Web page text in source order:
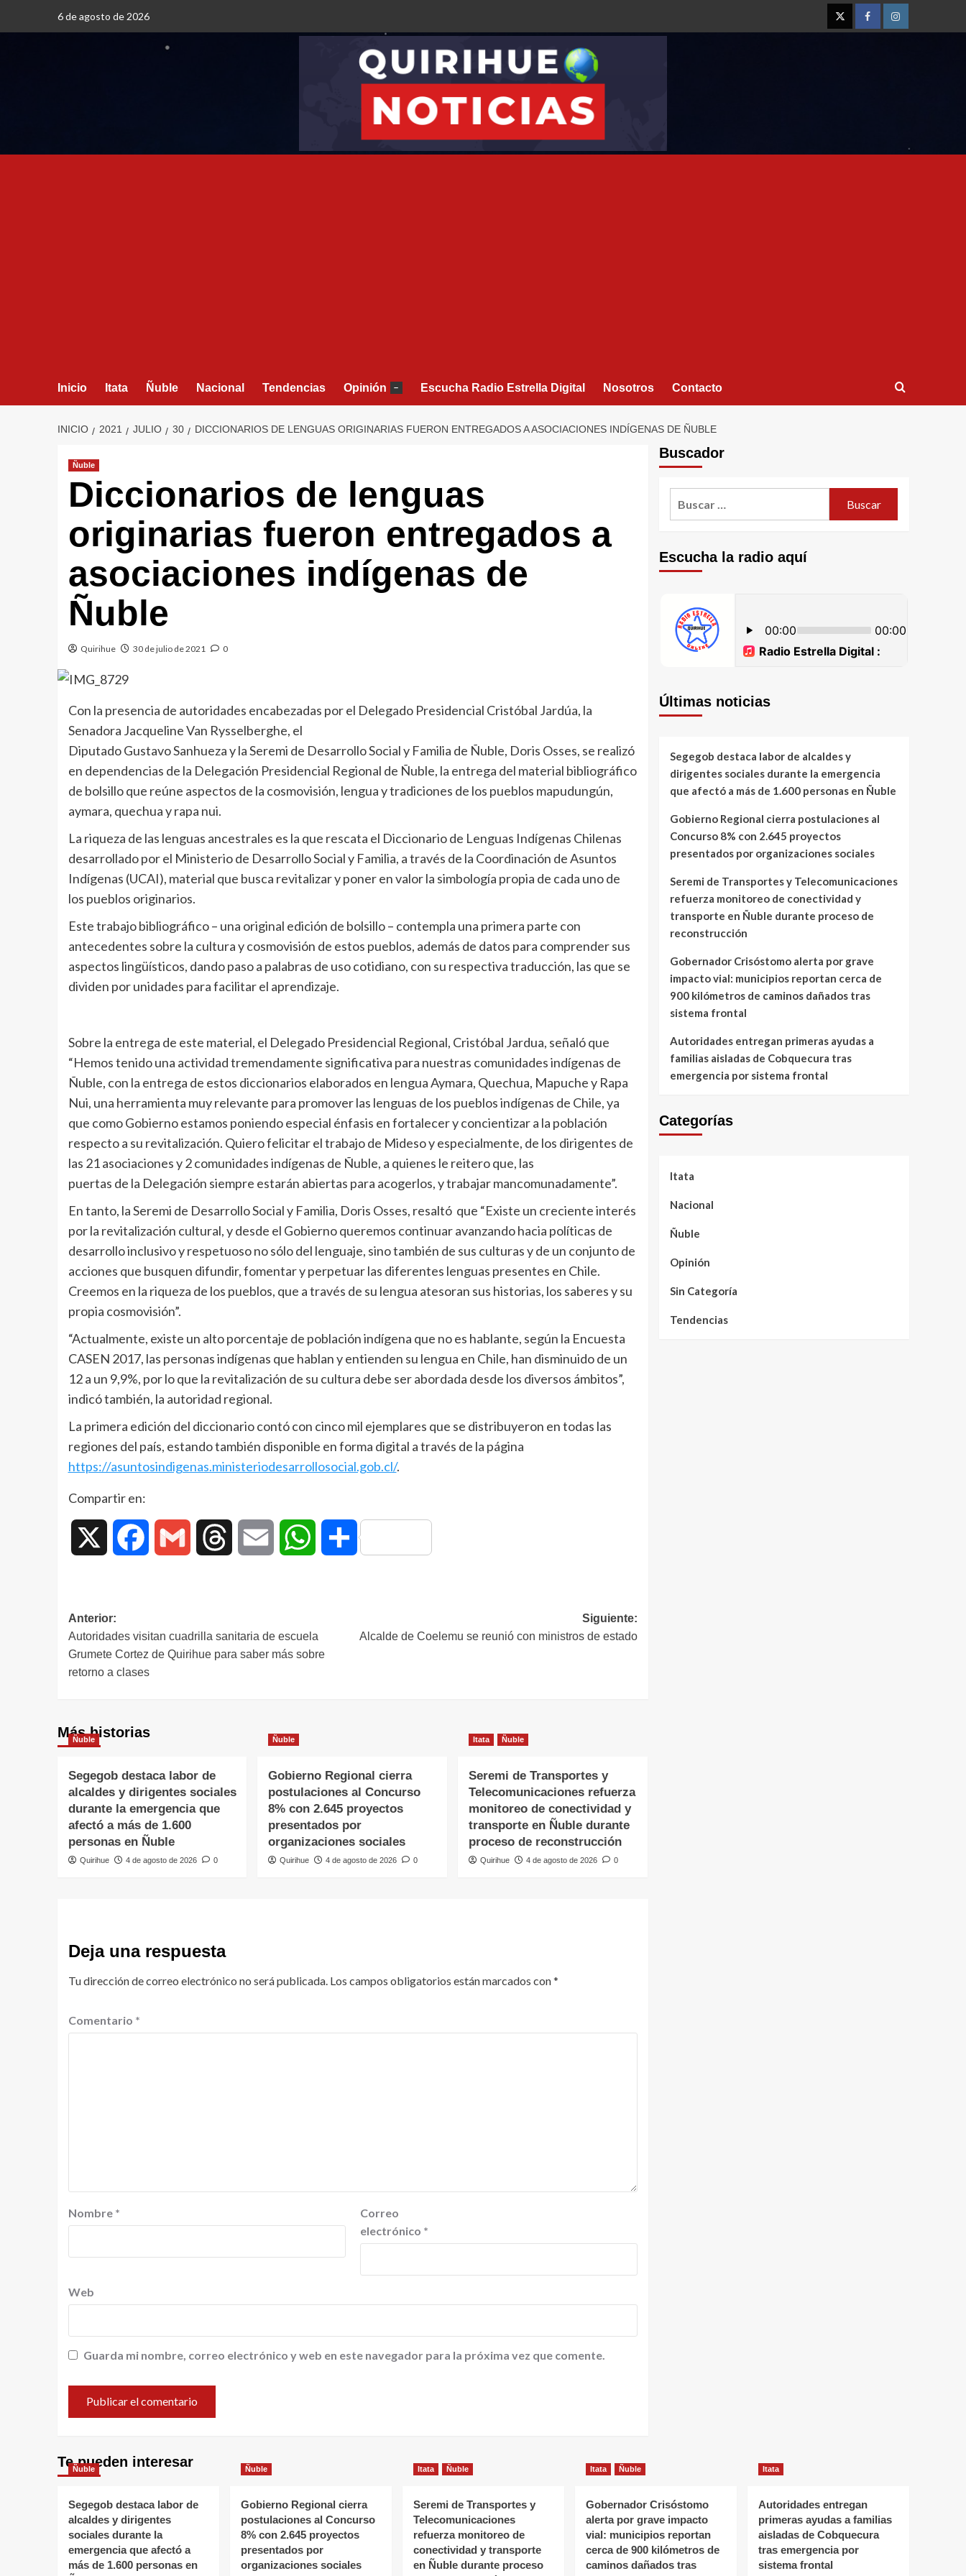
6 de agosto de 2026
Inicio Itata Ñuble Nacional Tendencias Opinión – Escucha Radio Estrella Digital Nosotros Contacto
INICIO 2021 JULIO 30 DICCIONARIOS DE LENGUAS ORIGINARIAS FUERON ENTREGADOS A ASOCIACIONES INDÍGENAS DE ÑUBLE
Ñuble
Diccionarios de lenguas
originarias fueron entregados a
asociaciones indígenas de
Ñuble
Quirihue 30 de julio de 2021 0
Con la presencia de autoridades encabezadas por el Delegado Presidencial Cristóbal Jardúa, la
Senadora Jacqueline Van Rysselberghe, el
Diputado Gustavo Sanhueza y la Seremi de Desarrollo Social y Familia de Ñuble, Doris Osses, se realizó
en dependencias de la Delegación Presidencial Regional de Ñuble, la entrega del material bibliográfico
de bolsillo que reúne aspectos de la cosmovisión, lengua y tradiciones de los pueblos mapudungún,
aymara, quechua y rapa nui.
La riqueza de las lenguas ancestrales es la que rescata el Diccionario de Lenguas Indígenas Chilenas
desarrollado por el Ministerio de Desarrollo Social y Familia, a través de la Coordinación de Asuntos
Indígenas (UCAI), material que busca revitalizar y poner en valor la simbología propia de cada uno de
los pueblos originarios.
Este trabajo bibliográfico – una original edición de bolsillo – contempla una primera parte con
antecedentes sobre la cultura y cosmovisión de estos pueblos, además de datos para comprender sus
aspectos lingüísticos, dando paso a palabras de uso cotidiano, con su respectiva traducción, las que se
dividen por unidades para facilitar el aprendizaje.
Sobre la entrega de este material, el Delegado Presidencial Regional, Cristóbal Jardua, señaló que
“Hemos tenido una actividad tremendamente significativa para nuestras comunidades indígenas de
Ñuble, con la entrega de estos diccionarios elaborados en lengua Aymara, Quechua, Mapuche y Rapa
Nui, una herramienta muy relevante para promover las lenguas de los pueblos indígenas de Chile, ya
que como Gobierno estamos poniendo especial énfasis en fortalecer y concientizar a la población
respecto a su revitalización. Quiero felicitar el trabajo de Mideso y especialmente, de los dirigentes de
las 21 asociaciones y 2 comunidades indígenas de Ñuble, a quienes le reitero que, las
puertas de la Delegación siempre estarán abiertas para acogerlos, y trabajar mancomunadamente”.
En tanto, la Seremi de Desarrollo Social y Familia, Doris Osses, resaltó que “Existe un creciente interés
por la revitalización cultural, y desde el Gobierno queremos continuar avanzando hacia políticas de
desarrollo inclusivo y respetuoso no sólo del lenguaje, sino también de sus culturas y de un conjunto de
acciones que busquen difundir, fomentar y perpetuar las diferentes lenguas presentes en Chile.
Creemos en la riqueza de los pueblos, que a través de su lengua atesoran sus historias, los saberes y su
propia cosmovisión”.
“Actualmente, existe un alto porcentaje de población indígena que no es hablante, según la Encuesta
CASEN 2017, las personas indígenas que hablan y entienden su lengua en Chile, han disminuido de un
12 a un 9,9%, por lo que la revitalización de su cultura debe ser abordada desde los diversos ámbitos”,
indicó también, la autoridad regional.
La primera edición del diccionario contó con cinco mil ejemplares que se distribuyeron en todas las
regiones del país, estando también disponible en forma digital a través de la página
https://asuntosindigenas.ministeriodesarrollosocial.gob.cl/.
Compartir en:
Facebook Gmail Threads Email WhatsAppCompartir
Anterior:
Autoridades visitan cuadrilla sanitaria de escuela
Grumete Cortez de Quirihue para saber más sobre
retorno a clases
Siguiente:
Alcalde de Coelemu se reunió con ministros de estado
Más historias
Ñuble
Segegob destaca labor de
alcaldes y dirigentes sociales
durante la emergencia que
afectó a más de 1.600
personas en Ñuble
Quirihue 4 de agosto de 2026 0
Ñuble
Gobierno Regional cierra
postulaciones al Concurso
8% con 2.645 proyectos
presentados por
organizaciones sociales
Quirihue 4 de agosto de 2026 0
Itata Ñuble
Seremi de Transportes y
Telecomunicaciones refuerza
monitoreo de conectividad y
transporte en Ñuble durante
proceso de reconstrucción
Quirihue 4 de agosto de 2026 0
Deja una respuesta
Tu dirección de correo electrónico no será publicada. Los campos obligatorios están marcados con*
Comentario *
Nombre *
Correo
electrónico *
Web
Guarda mi nombre, correo electrónico y web en este navegador para la próxima vez que comente.
Buscador
Escucha la radio aquí
Últimas noticias
Segegob destaca labor de alcaldes y
dirigentes sociales durante la emergencia
que afectó a más de 1.600 personas en Ñuble
Gobierno Regional cierra postulaciones al
Concurso 8% con 2.645 proyectos
presentados por organizaciones sociales
Seremi de Transportes y Telecomunicaciones
refuerza monitoreo de conectividad y
transporte en Ñuble durante proceso de
reconstrucción
Gobernador Crisóstomo alerta por grave
impacto vial: municipios reportan cerca de
900 kilómetros de caminos dañados tras
sistema frontal
Autoridades entregan primeras ayudas a
familias aisladas de Cobquecura tras
emergencia por sistema frontal
Categorías
Itata
Nacional
Ñuble
Opinión
Sin Categoría
Tendencias
Te pueden interesar
Ñuble
Segegob destaca labor de
alcaldes y dirigentes
sociales durante la
emergencia que afectó a
más de 1.600 personas en
Ñuble
Gobierno Regional cierra
postulaciones al Concurso
8% con 2.645 proyectos
presentados por
organizaciones sociales
Itata Ñuble
Seremi de Transportes y
Telecomunicaciones
refuerza monitoreo de
conectividad y transporte
en Ñuble durante proceso
Itata Ñuble
Gobernador Crisóstomo
alerta por grave impacto
vial: municipios reportan
cerca de 900 kilómetros de
caminos dañados tras
Itata
Autoridades entregan
primeras ayudas a familias
aisladas de Cobquecura
tras emergencia por
sistema frontal